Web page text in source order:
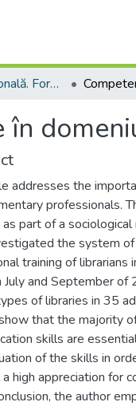
Devenire profesională. Formarea profesională de bază și continuă a personalului din biblioteci
în
addresses the
professionals.
part of a
the system of
training of librarians
and September
of libraries in 35
that the majority
skills are
of the skills in
high appreciation for
the author